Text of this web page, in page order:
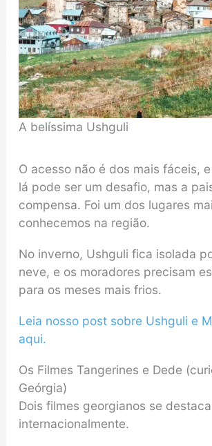
A belíssima Ushguli
O acesso não é dos mais fáceis,
lá pode ser um desafio, mas a
compensa. Foi um dos lugares
conhecemos na região.
No inverno, Ushguli fica isolada
neve, e os moradores precisam
para os meses mais frios.
Leia nosso post sobre Ushguli e
aqui.
Os Filmes Tangerines e Dede
Geórgia)
Dois filmes georgianos se
internacionalmente.